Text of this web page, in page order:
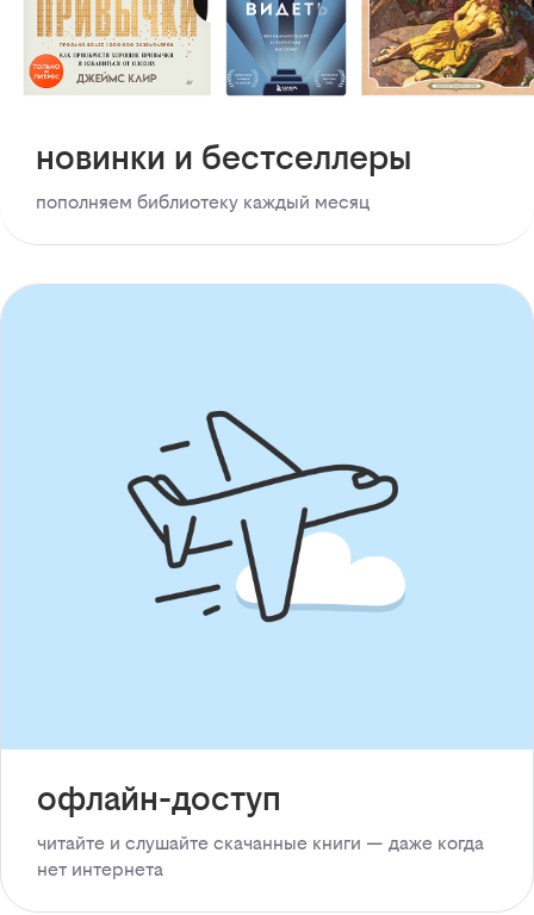
новинки и бестселлеры
пополняем библиотеку каждый месяц
офлайн-доступ
читайте и слушайте скачанные книги — даже когда
нет интернета